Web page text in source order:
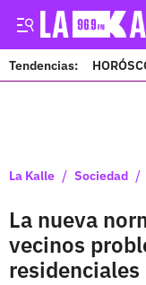
Tendencias:
La Kalle / Sociedad /
La nueva
vecinos
residenciales